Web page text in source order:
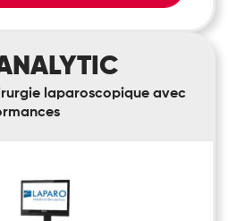
laparoscopique avec